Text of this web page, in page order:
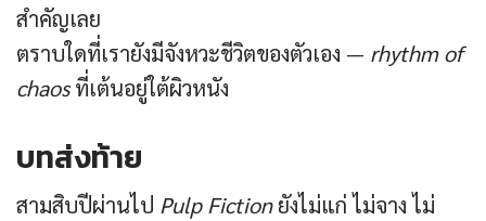
สำคัญเลย
ตราบใดที่เรายังมีจังหวะชีวิตของตัวเอง — rhythm of
chaosที่เต้นอยู่ใต้ผิวหนัง
บทส่งท้าย
สามสิบปีผ่านไป Pulp Fictionยังไม่แก่ ไม่จาง ไม่